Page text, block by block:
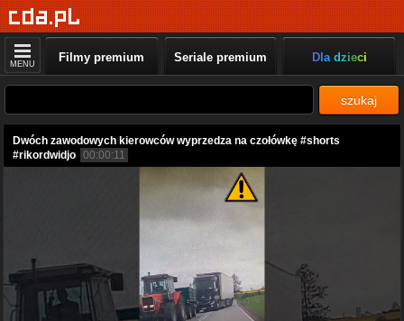
MENU Filmy premium Seriale premium Dla dzieci
szukaj
Dwóch zawodowych kierowców wyprzedza na czołówkę #shorts
#rikordwidjo 00:00:11